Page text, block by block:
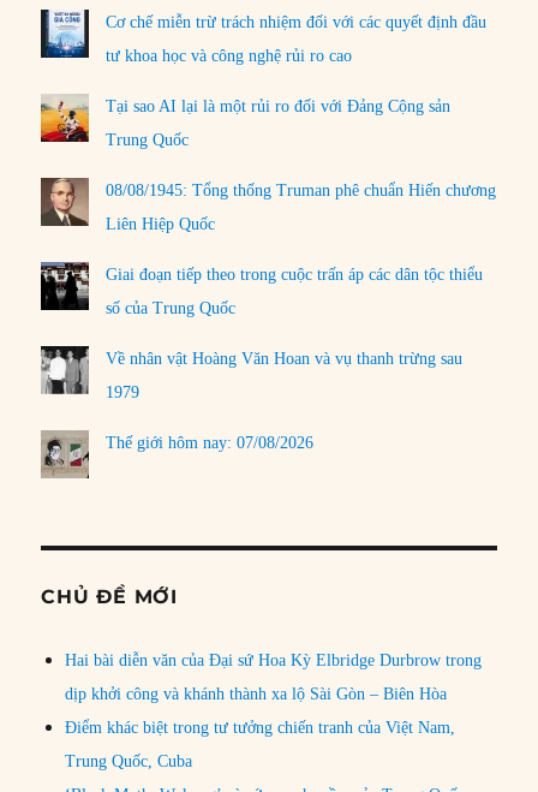
Cơ chế miễn trừ trách nhiệm đối với các quyết định đầu
tư khoa học và công nghệ rủi ro cao
Tại sao AI lại là một rủi ro đối với Đảng Cộng sản
Trung Quốc
08/08/1945: Tổng thống Truman phê chuẩn Hiến chương
Liên Hiệp Quốc
Giai đoạn tiếp theo trong cuộc trấn áp các dân tộc thiểu
số của Trung Quốc
Về nhân vật Hoàng Văn Hoan và vụ thanh trừng sau
1979
Thế giới hôm nay: 07/08/2026
CHỦ ĐỀ MỚI
Hai bài diễn văn của Đại sứ Hoa Kỳ Elbridge Durbrow trong
dịp khởi công và khánh thành xa lộ Sài Gòn – Biên Hòa
Điểm khác biệt trong tư tưởng chiến tranh của Việt Nam,
Trung Quốc, Cuba